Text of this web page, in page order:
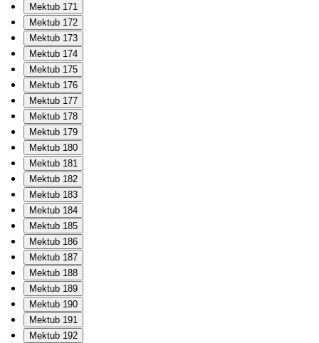
Mektub 171
Mektub 172
Mektub 173
Mektub 174
Mektub 175
Mektub 176
Mektub 177
Mektub 178
Mektub 179
Mektub 180
Mektub 181
Mektub 182
Mektub 183
Mektub 184
Mektub 185
Mektub 186
Mektub 187
Mektub 188
Mektub 189
Mektub 190
Mektub 191
Mektub 192